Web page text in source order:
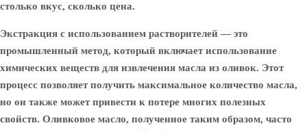
столько вкус, сколько цена.
Экстракция с использованием растворителей — это
промышленный метод, который включает использование
химических веществ для извлечения масла из оливок. Этот
процесс позволяет получить максимальное количество масла,
но он также может привести к потере многих полезных
свойств. Оливковое масло, полученное таким образом, часто